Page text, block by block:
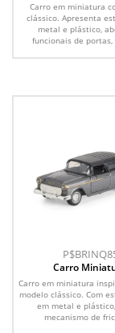
Carro em miniatura
clássico. Apresenta
metal e plástico,
funcionais de portas,
Carro
Carro em miniatura
modelo clássico. Com
em metal e
mecanismo de